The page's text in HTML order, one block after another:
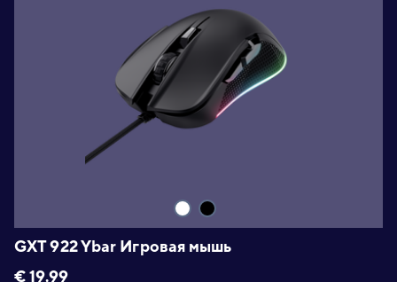
GXT 922 Ybar Игровая мышь
€19.99